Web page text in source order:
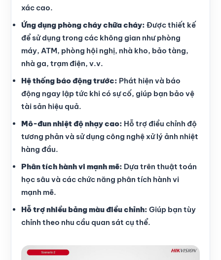
xác cao.
Ứng dụng phòng cháy chữa cháy: Được thiết kế
để sử dụng trong các không gian như phòng
máy, ATM, phòng hội nghị, nhà kho, bảo tàng,
nhà ga, trạm điện, v.v.
Hệ thống báo động trước: Phát hiện và báo
động ngay lập tức khi có sự cố, giúp bạn bảo vệ
tài sản hiệu quả.
Mô-đun nhiệt độ nhạy cao: Hỗ trợ điều chỉnh độ
tương phản và sử dụng công nghệ xử lý ảnh nhiệt
hàng đầu.
Phân tích hành vi mạnh mẽ: Dựa trên thuật toán
học sâu và các chức năng phân tích hành vi
mạnh mẽ.
Hỗ trợ nhiều bảng màu điều chỉnh: Giúp bạn tùy
chỉnh theo nhu cầu quan sát cụ thể.